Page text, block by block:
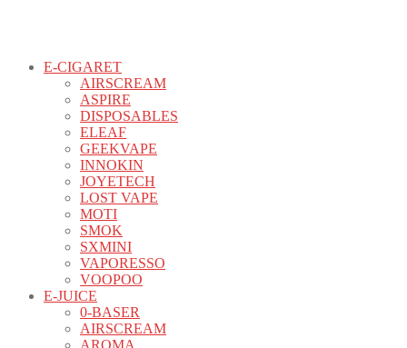
E-CIGARET
AIRSCREAM
ASPIRE
DISPOSABLES
ELEAF
GEEKVAPE
INNOKIN
JOYETECH
LOST VAPE
MOTI
SMOK
SXMINI
VAPORESSO
VOOPOO
E-JUICE
0-BASER
AIRSCREAM
AROMA